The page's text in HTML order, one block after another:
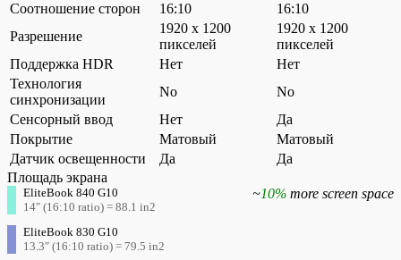
Соотношение сторон
16:10
16:10
Разрешение
1920 x 1200
пикселей
1920 x 1200
пикселей
Поддержка HDR
Нет
Нет
Технология
синхронизации
No
No
Сенсорный ввод
Нет
Да
Покрытие
Матовый
Матовый
Датчик освещенности
Да
Да
Площадь экрана
EliteBook 840 G10
14″ (16:10 ratio) = 88.1 in2
EliteBook 830 G10
13.3″ (16:10 ratio) = 79.5 in2
~10% more screen space